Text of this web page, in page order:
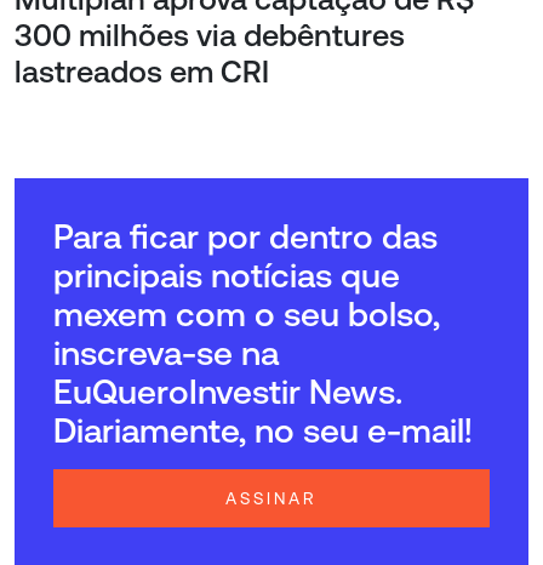
300 milhões via debêntures
lastreados em CRI
Para ficar por dentro das
principais notícias que
mexem com o seu bolso,
inscreva-se na
EuQueroInvestir News.
Diariamente, no seu e-mail!
ASSINAR